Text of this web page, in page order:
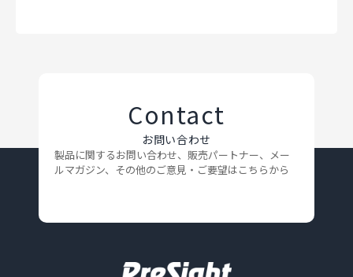
Contact
お問い合わせ
製品に関するお問い合わせ、販売パートナー、メー
ルマガジン、 その他のご意見・ご要望はこちらから